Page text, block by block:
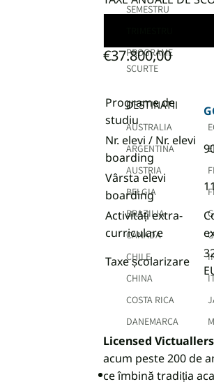
SEMESTRU
PROGRAME
SCURTE
DESTINATII
AUSTRALIA
ARGENTINA
AUSTRIA
BELGIA
BRAZILIA
CANADA
CHILE
CHINA
COSTA RICA
DANEMARCA
€37.800,00
Programe de
studiu
Nr. elevi / Nr. elevi
boarding
Vârsta elevi
boarding
Activități extra-
curriculare
Taxe școlarizare
Licensed
acum peste 200 de
ce îmbină tradiția